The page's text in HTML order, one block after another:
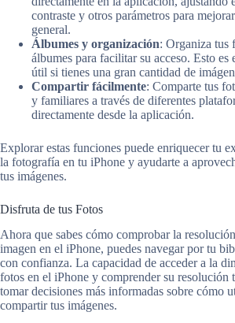
contraste y otros parámetros para
general.
Álbumes y organización: Organiza tus
álbumes para facilitar su acceso. Esto es
útil si tienes una gran cantidad de
Compartir fácilmente: Comparte tus
y familiares a través de diferentes
directamente desde la aplicación.
Explorar estas funciones puede enriquecer tu
la fotografía en tu iPhone y ayudarte a
tus imágenes.
Disfruta de tus Fotos
Ahora que sabes cómo comprobar la
imagen en el iPhone, puedes navegar por tu
con confianza. La capacidad de acceder a la
fotos en el iPhone y comprender su resolución
tomar decisiones más informadas sobre cómo
compartir tus imágenes.